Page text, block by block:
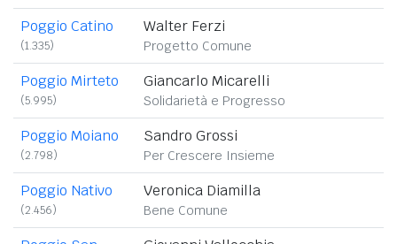
Poggio Catino
(1.335)
Walter Ferzi
Progetto Comune
Poggio Mirteto
(5.995)
Giancarlo Micarelli
Solidarietà e Progresso
Poggio Moiano
(2.798)
Sandro Grossi
Per Crescere Insieme
Poggio Nativo
(2.456)
Veronica Diamilla
Bene Comune